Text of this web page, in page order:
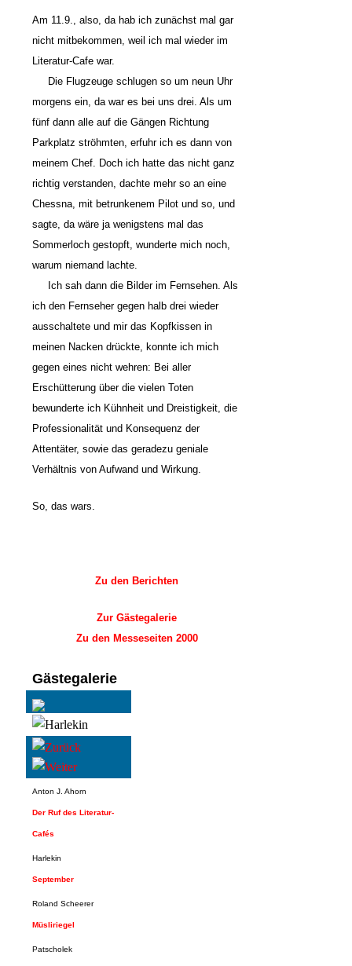
Am 11.9., also, da hab ich zunächst mal gar
nicht mitbekommen, weil ich mal wieder im
Literatur-Cafe war.
Die Flugzeuge schlugen so um neun Uhr
morgens ein, da war es bei uns drei. Als um
fünf dann alle auf die Gängen Richtung
Parkplatz ströhmten, erfuhr ich es dann von
meinem Chef. Doch ich hatte das nicht ganz
richtig verstanden, dachte mehr so an eine
Chessna, mit betrunkenem Pilot und so, und
sagte, da wäre ja wenigstens mal das
Sommerloch gestopft, wunderte mich noch,
warum niemand lachte.
Ich sah dann die Bilder im Fernsehen. Als
ich den Fernseher gegen halb drei wieder
ausschaltete und mir das Kopfkissen in
meinen Nacken drückte, konnte ich mich
gegen eines nicht wehren: Bei aller
Erschütterung über die vielen Toten
bewunderte ich Kühnheit und Dreistigkeit, die
Professionalität und Konsequenz der
Attentäter, sowie das geradezu geniale
Verhältnis von Aufwand und Wirkung.
So, das wars.
Zu den Berichten
Zur Gästegalerie
Zu den Messeseiten 2000
Gästegalerie
Anton J. Ahorn
Der Ruf des Literatur-
Cafés
Harlekin
September
Roland Scheerer
Müsliriegel
Patscholek